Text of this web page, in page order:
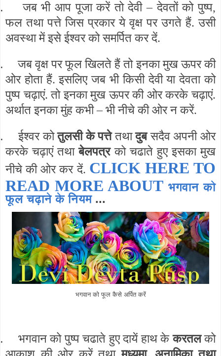
जब भी आप पूजा करें तो देवी – देवतों को पुष्प,
फल तथा पत्ते जिस प्रकार ये वृक्ष पर उगते हैं. उसी
अवस्था में इसे ईश्वर को समर्पित कर दें.
जब वृक्ष पर फूल खिलते हैं तो इनका मुख ऊपर की
ओर होता हैं. इसलिए जब भी किसी देवी या देवता को
पुष्प चढ़ाएं. तो इनका मुख ऊपर की ओर करके चढ़ाएं.
अर्थात इनका मुंह कभी – भी नीचे की ओर न करें.
ईश्वर कोतुलसी के पत्तेतथादुबसदैव अपनी ओर
करके चढ़ाएं तथाबेलपत्रको चढाते हुए इसका मुख
नीचे की ओर कर दें. CLICK HERE TO
READ MORE ABOUT भगवान को
फूल चढ़ाने के नियम...
भगवान को फूल कैसे अर्पित करें
भगवान को पुष्प चढाते हुए दायें हाथ केकरतलको